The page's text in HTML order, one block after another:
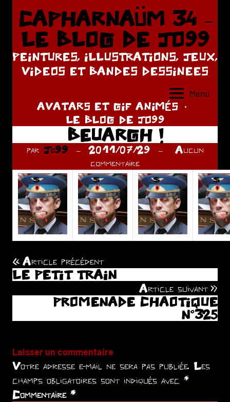
Aller
contenu
CAPHARNAÜM 34 –
LE BLOG DE JO99
PEINTURES, ILLUSTRATIONS, JEUX,
VIDEOS ET BANDES DESSINEES
Menu
AVATARS ET GIF ANIMÉS
LE BLOG DE JO99
BEUARGH !
par Jo99 2011/07/29
Aucun
commentaire
Navigation
de
l’article
Article précédent
LE PETIT TRAIN
Article suivant
PROMENADE CHAOTIQUE
N°325
Laisser un commentaire
Votre adresse e-mail ne sera pas publiée. Les
champs obligatoires sont indiqués avec *
Commentaire *